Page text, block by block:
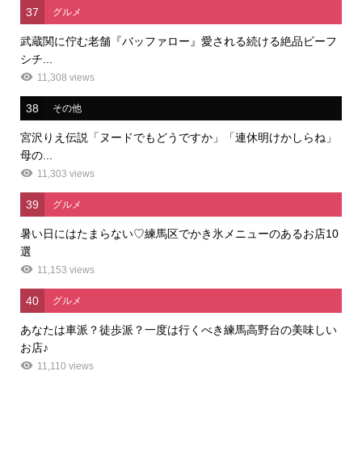
37 グルメ
武蔵関に佇む老舗『バッファロー』愛される続ける絶品ビーフ
シチ...
11,308 views
38 その他
宮沢りえ伝説「ヌードでもどうですか」「連休明けかしらね」
母の...
11,303 views
39 グルメ
暑い日にはたまらない♡練馬区でかき氷メニューのあるお店10
選
11,153 views
40 グルメ
あなたは車派？徒歩派？一度は行くべき練馬高野台の美味しい
お店♪
11,110 views